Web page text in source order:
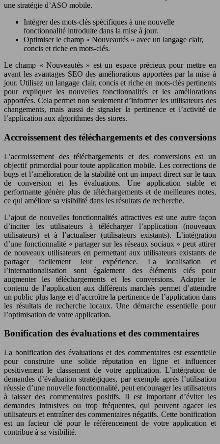
une stratégie d’ASO mobile.
Intégrer des mots-clés spécifiques à une nouvelle
fonctionnalité introduite dans la mise à jour.
Optimiser le champ « Nouveautés » avec un langage clair,
concis et riche en mots-clés.
Le champ « Nouveautés » est un espace précieux pour mettre en
avant les avantages SEO des améliorations apportées par la mise à
jour. Utilisez un langage clair, concis et riche en mots-clés pertinents
pour expliquer les nouvelles fonctionnalités et les améliorations
apportées. Cela permet non seulement d’informer les utilisateurs des
changements, mais aussi de signaler la pertinence et l’activité de
l’application aux algorithmes des stores.
Accroissement des téléchargements et des conversions
L’accroissement des téléchargements et des conversions est un
objectif primordial pour toute application mobile. Les corrections de
bugs et l’amélioration de la stabilité ont un impact direct sur le taux
de conversion et les évaluations. Une application stable et
performante génère plus de téléchargements et de meilleures notes,
ce qui améliore sa visibilité dans les résultats de recherche.
L’ajout de nouvelles fonctionnalités attractives est une autre façon
d’inciter les utilisateurs à télécharger l’application (nouveaux
utilisateurs) et à l’actualiser (utilisateurs existants). L’intégration
d’une fonctionnalité « partager sur les réseaux sociaux » peut attirer
de nouveaux utilisateurs en permettant aux utilisateurs existants de
partager facilement leur expérience. La localisation et
l’internationalisation sont également des éléments clés pour
augmenter les téléchargements et les conversions. Adapter le
contenu de l’application aux différents marchés permet d’atteindre
un public plus large et d’accroître la pertinence de l’application dans
les résultats de recherche locaux. Une démarche essentielle pour
l’optimisation de votre application.
Bonification des évaluations et des commentaires
La bonification des évaluations et des commentaires est essentielle
pour construire une solide réputation en ligne et influencer
positivement le classement de votre application. L’intégration de
demandes d’évaluation stratégiques, par exemple après l’utilisation
réussie d’une nouvelle fonctionnalité, peut encourager les utilisateurs
à laisser des commentaires positifs. Il est important d’éviter les
demandes intrusives ou trop fréquentes, qui peuvent agacer les
utilisateurs et entraîner des commentaires négatifs. Cette bonification
est un facteur clé pour le référencement de votre application et
contribue à sa visibilité.